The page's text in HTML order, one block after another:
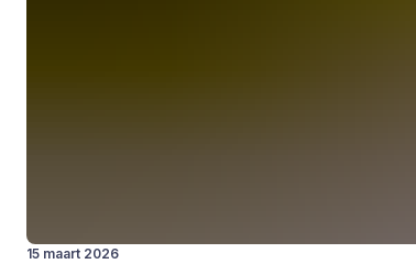
15 maart 2026